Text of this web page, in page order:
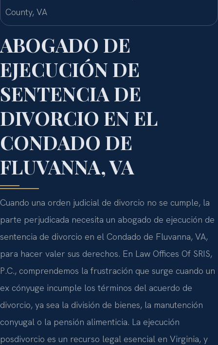
ABOGADO DE
EJECUCIÓN DE
SENTENCIA DE
DIVORCIO EN EL
CONDADO DE
FLUVANNA, VA
Cuando una orden judicial de divorcio no se cumple, la
parte perjudicada necesita un abogado de ejecución de
sentencia de divorcio en el Condado de Fluvanna, VA,
para hacer valer sus derechos. En Law Offices Of SRIS,
P.C., comprendemos la frustración que surge cuando un
ex cónyuge incumple los términos del acuerdo de
divorcio, ya sea la división de bienes, la manutención
conyugal o la pensión alimenticia. La ejecución
posdivorcio es un recurso legal esencial en Virginia, y